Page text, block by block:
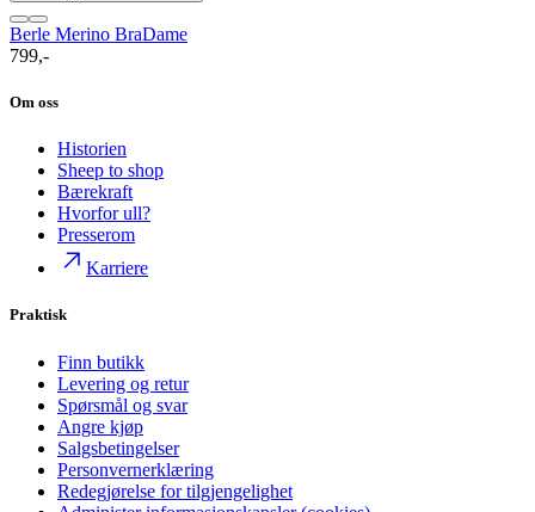
Berle Merino BraDame
799,-
Om oss
Historien
Sheep to shop
Bærekraft
Hvorfor ull?
Presserom
Karriere
Praktisk
Finn butikk
Levering og retur
Spørsmål og svar
Angre kjøp
Salgsbetingelser
Personvernerklæring
Redegjørelse for tilgjengelighet